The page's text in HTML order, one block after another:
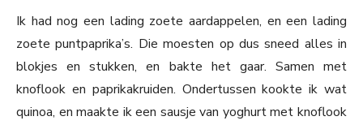
Ik had nog een lading zoete aardappelen, en een lading
zoete puntpaprika’s. Die moesten op dus sneed alles in
blokjes en stukken, en bakte het gaar. Samen met
knoflook en paprikakruiden. Ondertussen kookte ik wat
quinoa, en maakte ik een sausje van yoghurt met knoflook